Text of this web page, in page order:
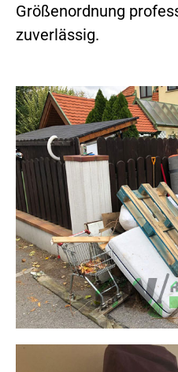
Größenordnung
zuverlässig.